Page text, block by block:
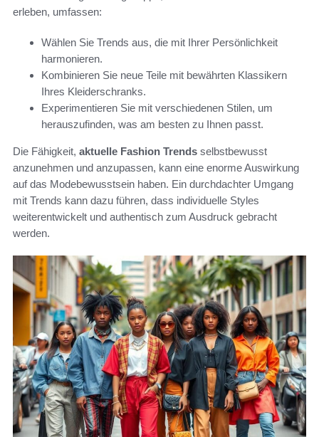
erleben, umfassen:
Wählen Sie Trends aus, die mit Ihrer Persönlichkeit
harmonieren.
Kombinieren Sie neue Teile mit bewährten Klassikern
Ihres Kleiderschranks.
Experimentieren Sie mit verschiedenen Stilen, um
herauszufinden, was am besten zu Ihnen passt.
Die Fähigkeit, aktuelle Fashion Trends selbstbewusst
anzunehmen und anzupassen, kann eine enorme Auswirkung
auf das Modebewusstsein haben. Ein durchdachter Umgang
mit Trends kann dazu führen, dass individuelle Styles
weiterentwickelt und authentisch zum Ausdruck gebracht
werden.